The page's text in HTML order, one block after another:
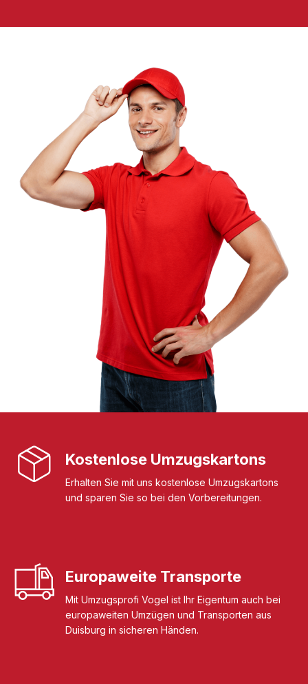
Kostenlose Umzugskartons
Erhalten Sie mit uns kostenlose Umzugskartons
und sparen Sie so bei den Vorbereitungen.
Europaweite Transporte
Mit Umzugsprofi Vogel ist Ihr Eigentum auch bei
europaweiten Umzügen und Transporten aus
Duisburg in sicheren Händen.